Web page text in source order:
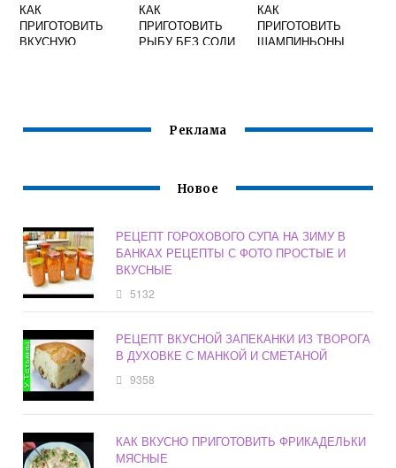
КАК
ПРИГОТОВИТЬ
ВКУСНУЮ
КАК
ПРИГОТОВИТЬ
РЫБУ БЕЗ СОЛИ
КАК
ПРИГОТОВИТЬ
ШАМПИНЬОНЫ
Реклама
Новое
РЕЦЕПТ ГОРОХОВОГО СУПА НА ЗИМУ В
БАНКАХ РЕЦЕПТЫ С ФОТО ПРОСТЫЕ И
ВКУСНЫЕ
5132
РЕЦЕПТ ВКУСНОЙ ЗАПЕКАНКИ ИЗ ТВОРОГА
В ДУХОВКЕ С МАНКОЙ И СМЕТАНОЙ
9358
КАК ВКУСНО ПРИГОТОВИТЬ ФРИКАДЕЛЬКИ
МЯСНЫЕ